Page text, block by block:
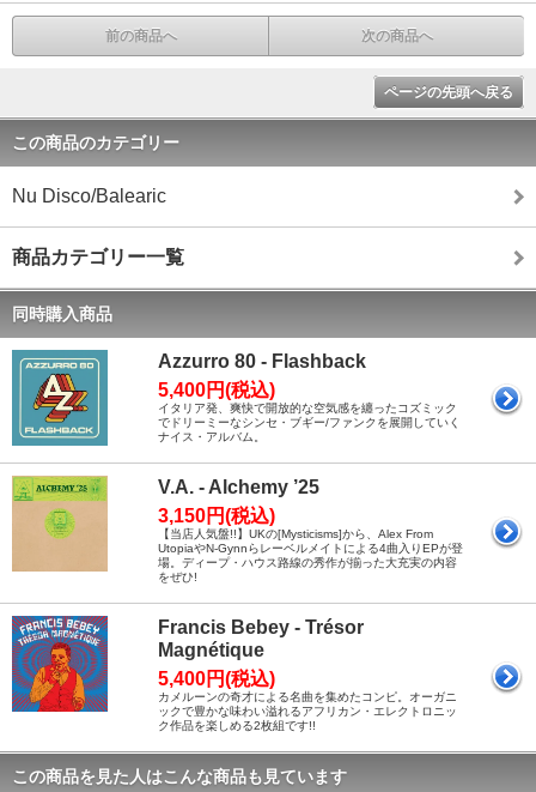
前の商品へ 次の商品へ
ページの先頭へ戻る
この商品のカテゴリー
Nu Disco/Balearic
商品カテゴリー一覧
同時購入商品
Azzurro 80 - Flashback
5,400円(税込)
イタリア発、爽快で開放的な空気感を纏ったコズミック
でドリーミーなシンセ・ブギー/ファンクを展開していく
ナイス・アルバム。
V.A. - Alchemy ’25
3,150円(税込)
【当店人気盤!!】UKの[Mysticisms]から、Alex From
UtopiaやN-Gynnらレーベルメイトによる4曲入りEPが登
場。ディープ・ハウス路線の秀作が揃った大充実の内容
をぜひ!
Francis Bebey - Trésor
Magnétique
5,400円(税込)
カメルーンの奇才による名曲を集めたコンピ。オーガニ
ックで豊かな味わい溢れるアフリカン・エレクトロニッ
ク作品を楽しめる2枚組です!!
この商品を見た人はこんな商品も見ています